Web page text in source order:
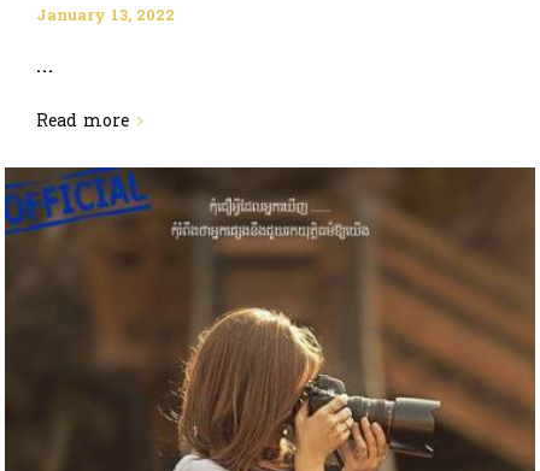
January 13, 2022
...
Read more